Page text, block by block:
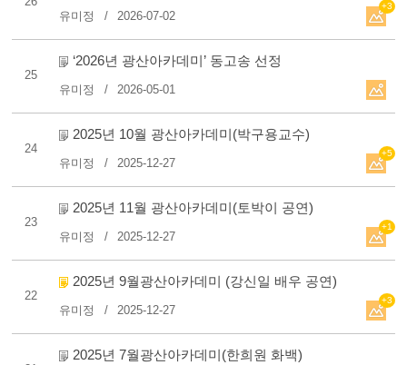
+3
유미정 2026-07-02
25
‘2026년 광산아카데미’ 동고송 선정
유미정 2026-05-01
24
2025년 10월 광산아카데미(박구용교수)
+5
유미정 2025-12-27
23
2025년 11월 광산아카데미(토박이 공연)
+1
유미정 2025-12-27
22
2025년 9월광산아카데미 (강신일 배우 공연)
+3
유미정 2025-12-27
2025년 7월광산아카데미(한희원 화백)